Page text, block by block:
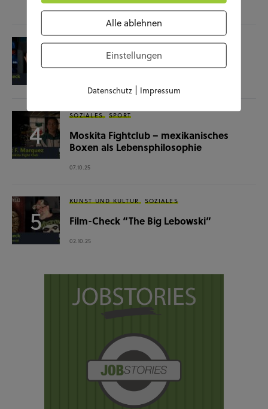
KUNST UND KULTUR SOZIALES
Film-Check “Christine”
SOZIALES SPORT
Moskita Fightclub – mexikanisches
Boxen als Lebensphilosophie
07.10.25
KUNST UND KULTUR SOZIALES
Film-Check “The Big Lebowski”
02.10.25
Alle ablehnen
Einstellungen
Datenschutz| Impressum